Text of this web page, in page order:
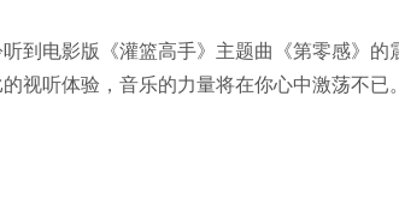
到电影版《灌篮高手》主题曲《第零感》的
视听体验，音乐的力量将在你心中激荡不已。